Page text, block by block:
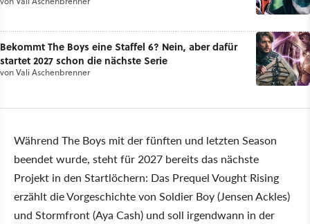
Bekommt The Boys eine Staffel 6? Nein, aber dafür
startet 2027 schon die nächste Serie
vonVali Aschenbrenner
Während The Boys mit der fünften und letzten Season
beendet wurde, steht für 2027 bereits das nächste
Projekt in den Startlöchern: Das Prequel Vought Rising
erzählt die Vorgeschichte von Soldier Boy (Jensen Ackles)
und Stormfront (Aya Cash) und soll irgendwann in der